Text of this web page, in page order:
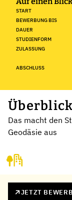
START
BEWERBUNG BIS
DAUER
STUDIENFORM
ZULASSUNG
ABSCHLUSS
Überblick
Das macht den
Geodäsie aus
JETZT